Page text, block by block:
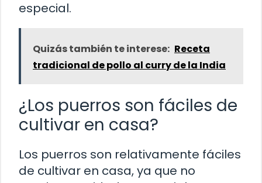
especial.
Quizás también te interese: Receta
tradicional de pollo al curry de la India
¿Los puerros son fáciles de
cultivar en casa?
Los puerros son relativamente fáciles
de cultivar en casa, ya que no